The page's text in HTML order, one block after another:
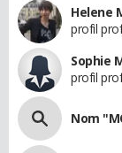
Helene
profil
Sophie
profil
Nom